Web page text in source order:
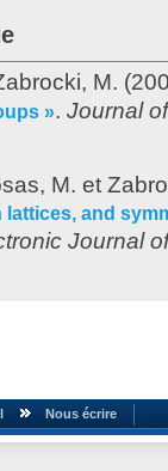
M.
». Journal
M. et
and
Journal
Nous écrire